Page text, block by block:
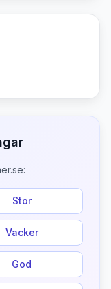
Stor
Vacker
God